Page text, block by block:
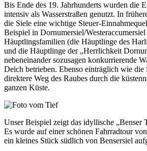
Bis Ende des 19. Jahrhunderts wurden die
intensiv als Wasserstraßen genutzt. In
die Siele eine wichtige Steuer-
Beispiel in Dornumersiel/
Häuptlingsfamilien (die Häuptlinge des
und die Häuptlinge der „Herrlichkeit
nebeneinander sozusagen konkurrierende
Deich betrieben. Ebenso einträglich wie die
direktere Weg des Raubes durch die
ganzen Küste.
Unser Beispiel zeigt das idyllische „Benser
Es wurde auf einer schönen Fahrradtour
ein kleines Stück südlich von Bensersiel